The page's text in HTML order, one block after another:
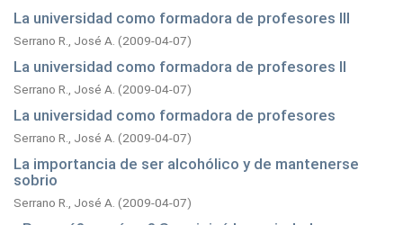
La universidad como formadora de profesores III
Serrano R., José A. (2009-04-07)
La universidad como formadora de profesores II
Serrano R., José A. (2009-04-07)
La universidad como formadora de profesores
Serrano R., José A. (2009-04-07)
La importancia de ser alcohólico y de mantenerse
sobrio
Serrano R., José A. (2009-04-07)